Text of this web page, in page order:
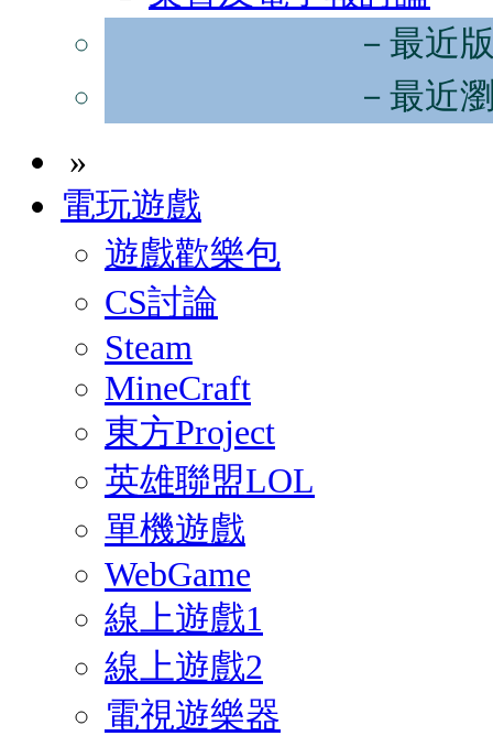
－最近
－最近
»
電玩遊戲
遊戲歡樂包
CS討論
Steam
MineCraft
東方Project
英雄聯盟LOL
單機遊戲
WebGame
線上遊戲1
線上遊戲2
電視遊樂器